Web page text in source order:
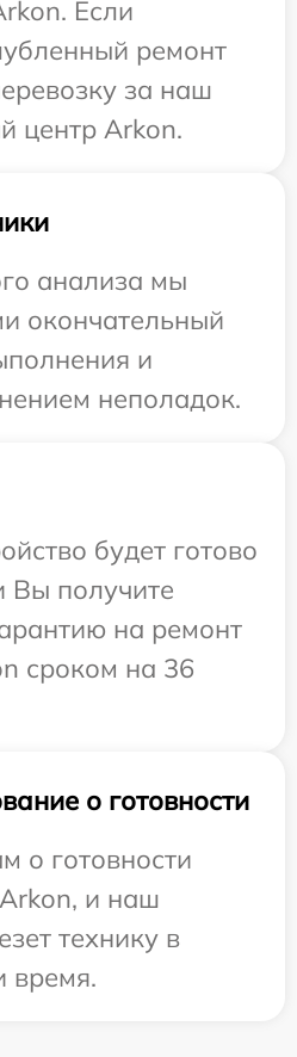
Если
ремонт
за наш
центр Arkon.
анализа мы
окончательный
и
неполадок.
будет готово
Вы получите
на ремонт
сроком на 36
о готовности
о готовности
и наш
технику в
время.